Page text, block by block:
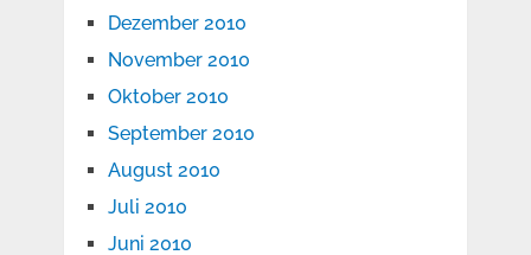
Dezember 2010
November 2010
Oktober 2010
September 2010
August 2010
Juli 2010
Juni 2010